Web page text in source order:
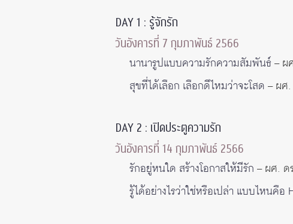
DAY 1 : รู้จักรัก
วันอังคารที่ 7 กุมภาพันธ์ 2566
นานารูปแบบความรักความสัมพันธ์– ผ
สุขที่ได้เลือก เลือกดีไหมว่าจะโสด – ผศ
DAY 2 : เปิดประตูความรัก
วันอังคารที่ 14 กุมภาพันธ์ 2566
รักอยู่หนใด สร้างโอกาสให้มีรัก – ผศ. ด
รู้ได้อย่างไรว่าใช่หรือเปล่า แบบไหนคือ